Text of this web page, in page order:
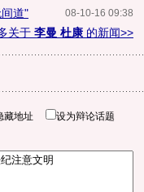
08-10-16 09:38
道"
关于 李曼 杜康 的新闻>>
藏地址 设为辩论话题